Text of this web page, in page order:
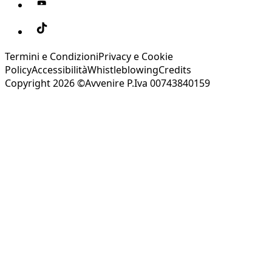
Termini e CondizioniPrivacy e Cookie
PolicyAccessibilitàWhistleblowingCredits
Copyright 2026 ©Avvenire P.Iva 00743840159